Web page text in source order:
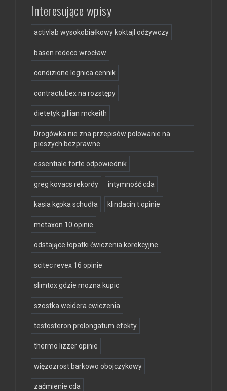
Interesujące wpisy
activlab wysokobiałkowy koktajl odżywczy
basen redeco wrocław
condizione legnica cennik
contractubex na rozstępy
dietetyk gillian mckeith
Drogówka nie zna przepisów polowanie na
pieszych bezprawne
essentiale forte odpowiednik
greg kovacs rekordy intymność cda
kasia kępka schudła klindacin t opinie
metaxon 10 opinie
odstające łopatki ćwiczenia korekcyjne
scitec revex 16 opinie
slimtox gdzie mozna kupic
szostka weidera cwiczenia
testosteron prolongatum efekty
thermo lizzer opinie
więzozrost barkowo obojczykowy
zaćmienie cda